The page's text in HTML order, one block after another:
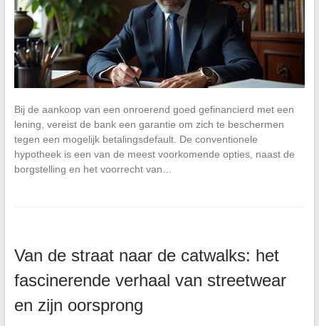
Bij de aankoop van een onroerend goed gefinancierd met een
lening, vereist de bank een garantie om zich te beschermen
tegen een mogelijk betalingsdefault. De conventionele
hypotheek is een van de meest voorkomende opties, naast de
borgstelling en het voorrecht van…
Van de straat naar de catwalks: het
fascinerende verhaal van streetwear
en zijn oorsprong